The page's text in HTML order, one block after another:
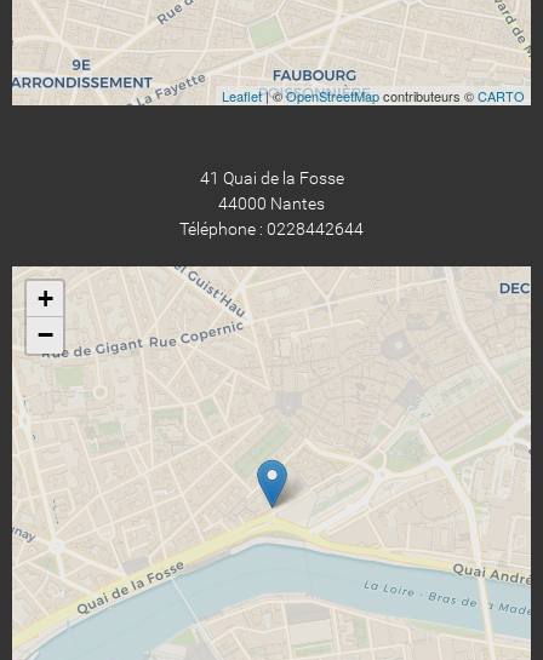
Leaflet| ©OpenStreetMapcontributeurs ©CARTO
41 Quai de la Fosse
44000 Nantes
Téléphone : 0228442644
+
−